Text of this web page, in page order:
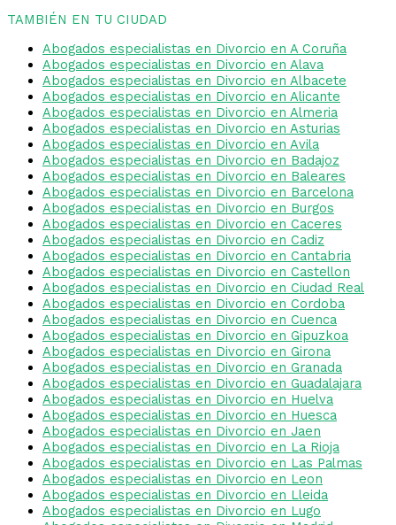
TAMBIÉN EN TU CIUDAD
Abogados especialistas en Divorcio en A Coruña
Abogados especialistas en Divorcio en Alava
Abogados especialistas en Divorcio en Albacete
Abogados especialistas en Divorcio en Alicante
Abogados especialistas en Divorcio en Almeria
Abogados especialistas en Divorcio en Asturias
Abogados especialistas en Divorcio en Avila
Abogados especialistas en Divorcio en Badajoz
Abogados especialistas en Divorcio en Baleares
Abogados especialistas en Divorcio en Barcelona
Abogados especialistas en Divorcio en Burgos
Abogados especialistas en Divorcio en Caceres
Abogados especialistas en Divorcio en Cadiz
Abogados especialistas en Divorcio en Cantabria
Abogados especialistas en Divorcio en Castellon
Abogados especialistas en Divorcio en Ciudad Real
Abogados especialistas en Divorcio en Cordoba
Abogados especialistas en Divorcio en Cuenca
Abogados especialistas en Divorcio en Gipuzkoa
Abogados especialistas en Divorcio en Girona
Abogados especialistas en Divorcio en Granada
Abogados especialistas en Divorcio en Guadalajara
Abogados especialistas en Divorcio en Huelva
Abogados especialistas en Divorcio en Huesca
Abogados especialistas en Divorcio en Jaen
Abogados especialistas en Divorcio en La Rioja
Abogados especialistas en Divorcio en Las Palmas
Abogados especialistas en Divorcio en Leon
Abogados especialistas en Divorcio en Lleida
Abogados especialistas en Divorcio en Lugo